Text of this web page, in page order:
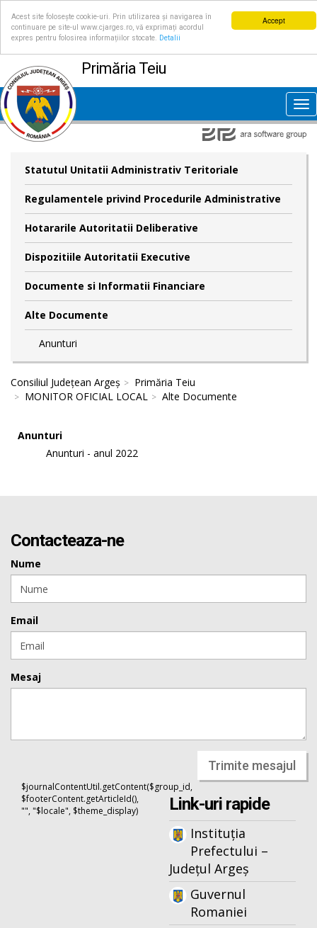
Accept
Acest site folosește cookie-uri. Prin utilizarea și navigarea în
continuare pe site-ul www.cjarges.ro, vă exprimați acordul
expres pentru folosirea informațiilor stocate.
Detalii
Primăria Teiu
Statutul Unitatii Administrativ Teritoriale
Regulamentele privind Procedurile Administrative
Hotararile Autoritatii Deliberative
Dispozitiile Autoritatii Executive
Documente si Informatii Financiare
Alte Documente
Anunturi
Consiliul Județean Argeș
Primăria Teiu
MONITOR OFICIAL LOCAL
Alte Documente
Anunturi
Anunturi - anul 2022
Contacteaza-ne
Nume
Email
Mesaj
Trimite mesajul
$journalContentUtil.getContent($group_id,
$footerContent.getArticleId(),
"", "$locale", $theme_display)
Link-uri rapide
Instituția
Prefectului –
Județul Argeș
Guvernul
Romaniei